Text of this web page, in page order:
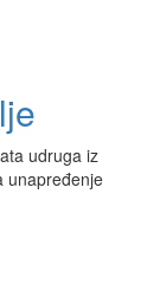
udruga iz
unapređenje